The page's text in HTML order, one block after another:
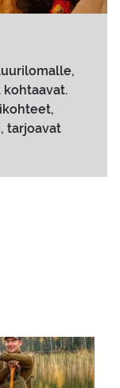
kohtaavat.
tarjoavat